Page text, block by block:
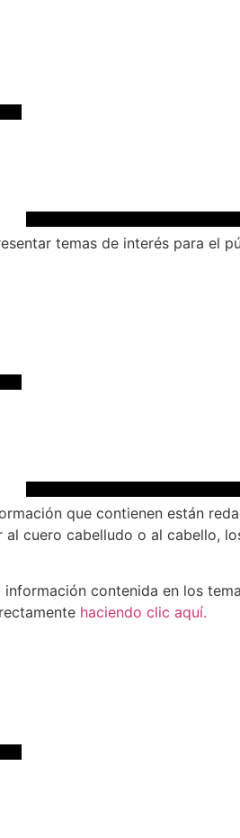
temas de interés para el
que contienen están
cuero cabelludo o al cabello,
contenida en los
haciendo clic aquí.